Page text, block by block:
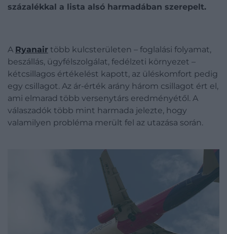
százalékkal a lista alsó harmadában szerepelt.
A Ryanair több kulcsterületen – foglalási folyamat,
beszállás, ügyfélszolgálat, fedélzeti környezet –
kétcsillagos értékelést kapott, az üléskomfort pedig
egy csillagot. Az ár-érték arány három csillagot ért el,
ami elmarad több versenytárs eredményétől. A
válaszadók több mint harmada jelezte, hogy
valamilyen probléma merült fel az utazása során.